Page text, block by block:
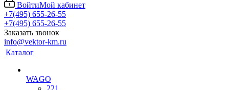
ВойтиМой кабинет
+7(495) 655-26-55
+7(495) 655-26-55
Заказать звонок
info@vektor-km.ru
Каталог
WAGO
221